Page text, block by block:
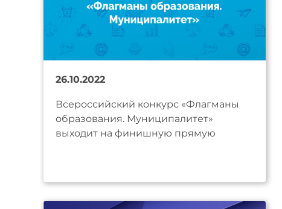
26.10.2022
Всероссийский конкурс «Флагманы
образования. Муниципалитет»
выходит на финишную прямую